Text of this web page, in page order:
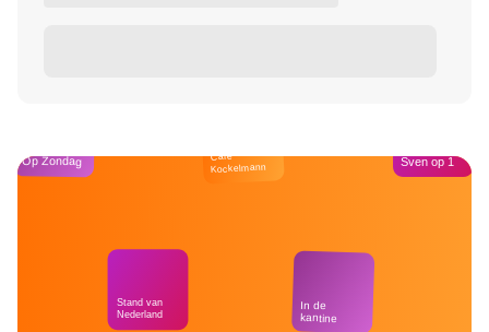
Op Zondag
Stand van
Nederland
Café
Kockelmann
In de
kantine
Sven op 1